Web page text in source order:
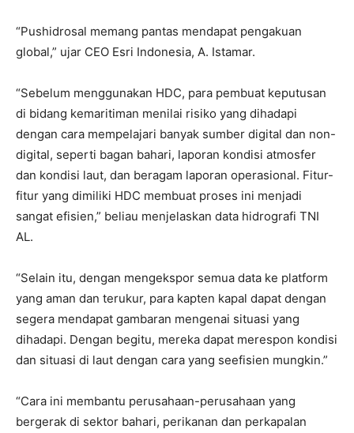
“Pushidrosal memang pantas mendapat pengakuan
global,” ujar CEO Esri Indonesia, A. Istamar.
“Sebelum menggunakan HDC, para pembuat keputusan
di bidang kemaritiman menilai risiko yang dihadapi
dengan cara mempelajari banyak sumber digital dan non-
digital, seperti bagan bahari, laporan kondisi atmosfer
dan kondisi laut, dan beragam laporan operasional. Fitur-
fitur yang dimiliki HDC membuat proses ini menjadi
sangat efisien,” beliau menjelaskan data hidrografi TNI
AL.
“Selain itu, dengan mengekspor semua data ke platform
yang aman dan terukur, para kapten kapal dapat dengan
segera mendapat gambaran mengenai situasi yang
dihadapi. Dengan begitu, mereka dapat merespon kondisi
dan situasi di laut dengan cara yang seefisien mungkin.”
“Cara ini membantu perusahaan-perusahaan yang
bergerak di sektor bahari, perikanan dan perkapalan